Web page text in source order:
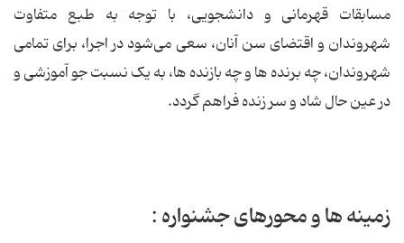
مسابقات قهرمانی و دانشجویی، با توجه به طبع متفاوت
شهروندان و اقتضای سن آنان، سعی می‌شود در اجرا، برای تمامی
شهروندان، چه برنده ها و چه بازنده ها، به یک نسبت جو آموزشی و
در عین حال شاد و سر زنده فراهم گردد.
زمینه ها و محورهای جشنواره :